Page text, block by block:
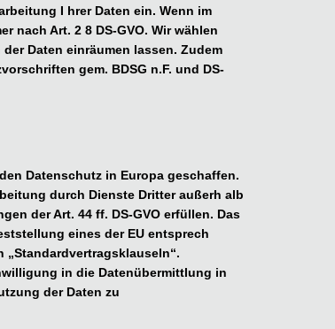
I hrer Daten ein. Wenn im
nach Art. 2 8 DS-GVO. Wir wählen
Daten einräumen lassen. Zudem
gem. BDSG n.F. und DS-
Datenschutz in Europa geschaffen.
durch Dienste Dritter außerh alb
der Art. 44 ff. DS-GVO erfüllen. Das
eines der EU entsprech
in die Datenübermittlung in
der Daten zu